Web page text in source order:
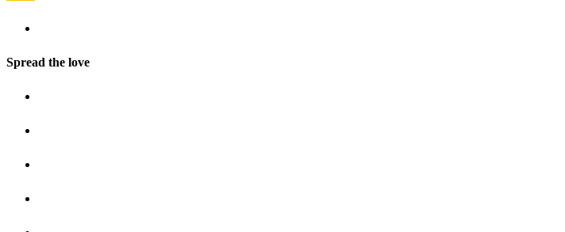
Spread the love